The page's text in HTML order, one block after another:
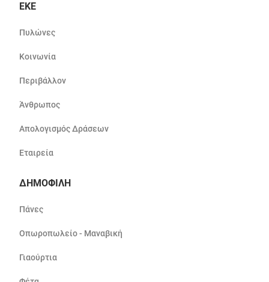
ΕΚΕ
Πυλώνες
Κοινωνία
Περιβάλλον
Άνθρωπος
Απολογισμός Δράσεων
Εταιρεία
ΔΗΜΟΦΙΛΗ
Πάνες
Οπωροπωλείο - Μαναβική
Γιαούρτια